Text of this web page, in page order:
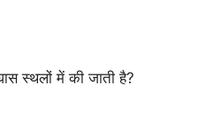
स्थलों में की जाती है?